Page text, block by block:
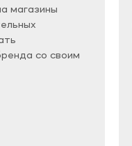
магазины
со своим